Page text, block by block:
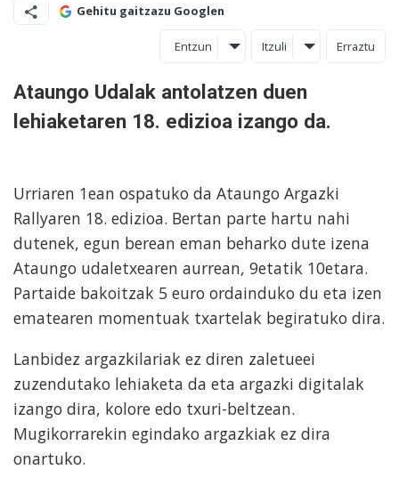
Gehitu gaitzazu Googlen
Entzun Itzuli Erraztu
Ataungo Udalak antolatzen duen
lehiaketaren 18. edizioa izango da.
Urriaren 1ean ospatuko da Ataungo Argazki
Rallyaren 18. edizioa. Bertan parte hartu nahi
dutenek, egun berean eman beharko dute izena
Ataungo udaletxearen aurrean, 9etatik 10etara.
Partaide bakoitzak 5 euro ordainduko du eta izen
ematearen momentuak txartelak begiratuko dira.
Lanbidez argazkilariak ez diren zaletueei
zuzendutako lehiaketa da eta argazki digitalak
izango dira, kolore edo txuri-beltzean.
Mugikorrarekin egindako argazkiak ez dira
onartuko.